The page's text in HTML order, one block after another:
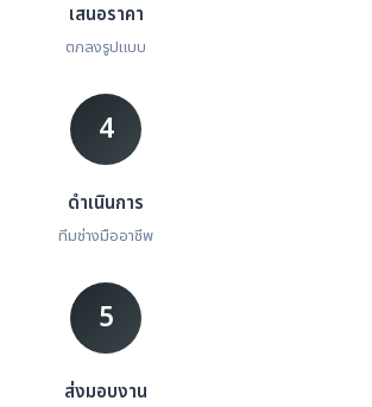
เสนอราคา
ตกลงรูปแบบ
4
ดำเนินการ
ทีมช่างมืออาชีพ
5
ส่งมอบงาน